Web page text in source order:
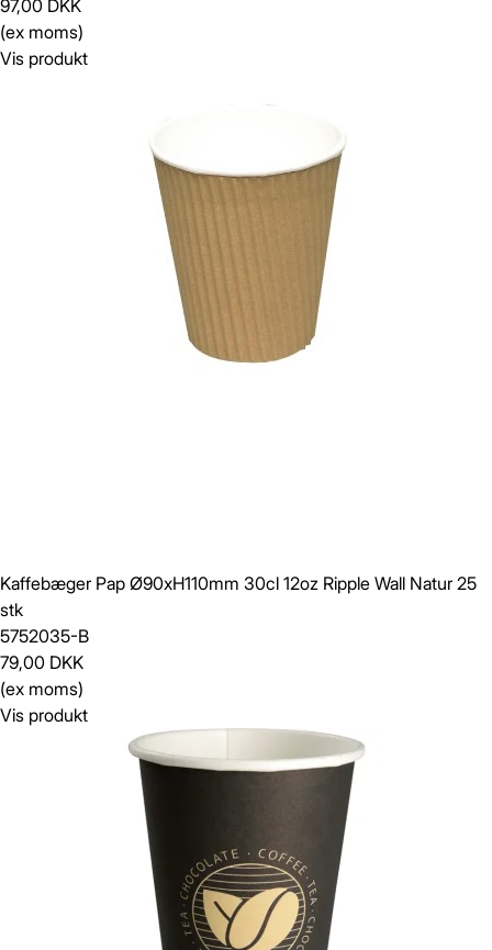
97,00 DKK
(ex moms)
Vis produkt
Kaffebæger Pap Ø90xH110mm 30cl 12oz Ripple Wall Natur 25
stk
5752035-B
79,00 DKK
(ex moms)
Vis produkt